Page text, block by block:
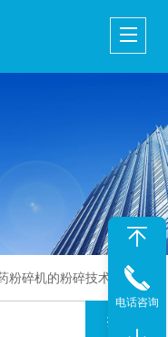
碎机的粉碎技术对中药品质的影响研究
电话咨询